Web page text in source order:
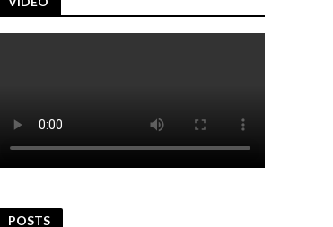
POSTS
ESTRADAS